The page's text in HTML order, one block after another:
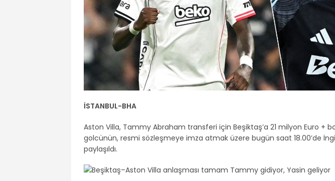
İSTANBUL-BHA
Aston Villa, Tammy Abraham transferi için Beşiktaş’a 21 milyon Euro +
golcünün, resmi sözleşmeye imza atmak üzere bugün saat 18.00’de
paylaşıldı.